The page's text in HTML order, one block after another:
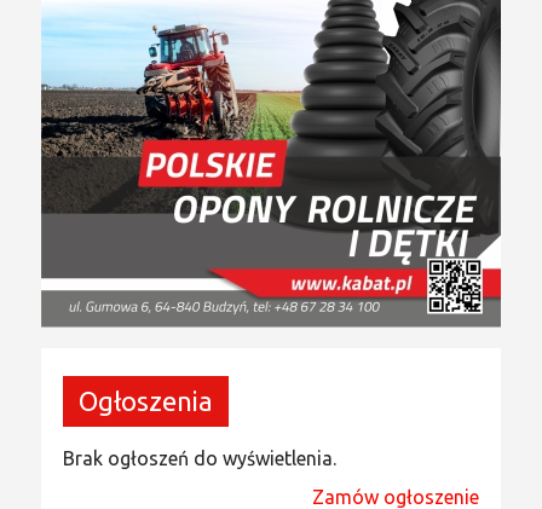
Ogłoszenia
Brak ogłoszeń do wyświetlenia.
Zamów ogłoszenie